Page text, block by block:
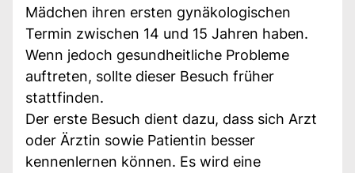
Mädchen ihren ersten gynäkologischen
Termin zwischen 14 und 15 Jahren haben.
Wenn jedoch gesundheitliche Probleme
auftreten, sollte dieser Besuch früher
stattfinden.
Der erste Besuch dient dazu, dass sich Arzt
oder Ärztin sowie Patientin besser
kennenlernen können. Es wird eine